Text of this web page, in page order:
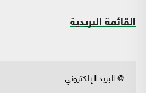
القائمة البريدية